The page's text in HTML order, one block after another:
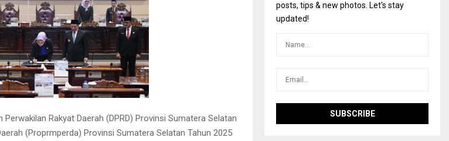
Rakyat Daerah (DPRD) Provinsi Sumatera Selatan
(Proprmperda) Provinsi Sumatera Selatan Tahun 2025
posts, tips & new photos. Let's stay
updated!